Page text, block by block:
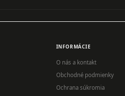
INFORMÁCIE
O nás a kontakt
Obchodné podmienky
Ochrana súkromia